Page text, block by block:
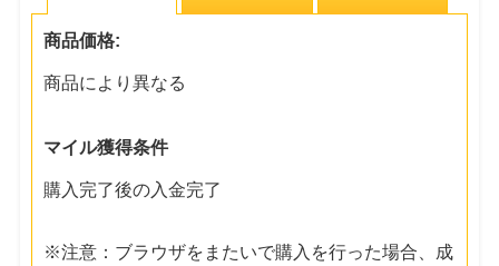
商品価格:
商品により異なる
マイル獲得条件
購入完了後の入金完了
※注意：ブラウザをまたいで購入を行った場合、成